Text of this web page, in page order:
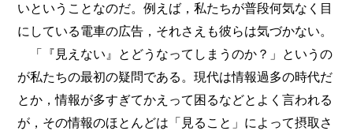
いということなのだ。例えば，私たちが普段何気なく目
にしている電車の広告，それさえも彼らは気づかない。
「『見えない』とどうなってしまうのか？」というの
が私たちの最初の疑問である。現代は情報過多の時代だ
とか，情報が多すぎてかえって困るなどとよく言われる
が，その情報のほとんどは「見ること」によって摂取さ